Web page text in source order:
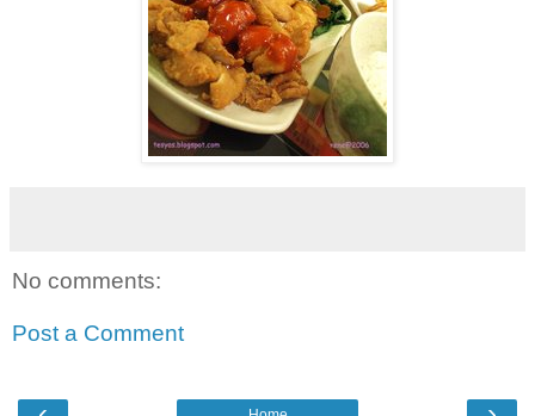
No comments:
Post a Comment